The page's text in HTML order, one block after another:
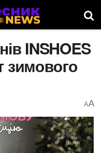
INSHOES
зимового
AA